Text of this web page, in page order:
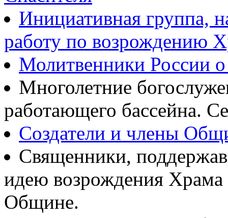
Инициативная группа,
работу по возрождению
Молитвенники России
Многолетние
работающего бассейна.
Создатели и члены
Священники,
идею возрождения
Общине.